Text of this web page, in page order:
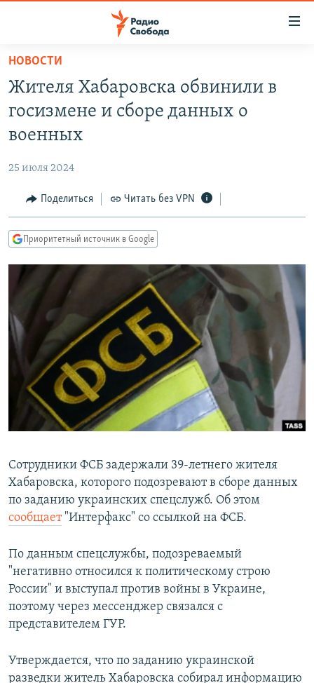
упрощенного
доступа
основному
Вернутся
Вернутся
поиску
МНЕНИЯ
КУЛЬТУРА
КАВКАЗ.РЕАЛИИ
СЕВЕР.РЕАЛИИ
СИБИРЬ.РЕАЛИИ
РАСПИСАНИЕ ВЕЩАНИЯ
ПОДПИШИТЕСЬ НА РАССЫЛКУ
СОЦИАЛЬНЫЕ СЕТИ
Все сайты РСЕ/РС
НОВОСТИ
Жителя Хабаровска обвинили в
госизмене и сборе данных о
военных
25 июля 2024
Поделиться Читать без VPN
Приоритетный источник в Google
Сотрудники ФСБ задержали 39-летнего жителя
Хабаровска, которого подозревают в сборе данных
по заданию украинских спецслужб. Об этом
сообщает"Интерфакс" со ссылкой на ФСБ.
По данным спецслужбы, подозреваемый
"негативно относился к политическому строю
России" и выступал против войны в Украине,
поэтому через мессенджер связался с
представителем ГУР.
Утверждается, что по заданию украинской
разведки житель Хабаровска собирал информацию